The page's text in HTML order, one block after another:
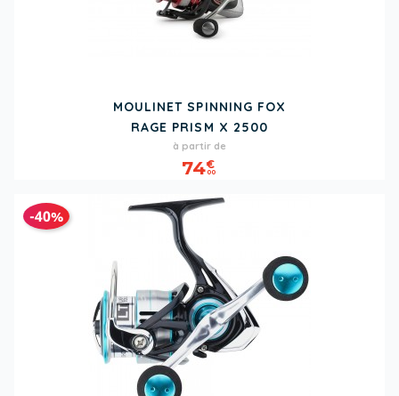
MOULINET SPINNING FOX
RAGE PRISM X 2500
Prix
à partir de
74€
00
-40%